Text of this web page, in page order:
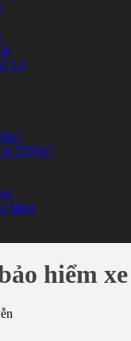
Lý
Ở Đâu?
Minh
hiểm